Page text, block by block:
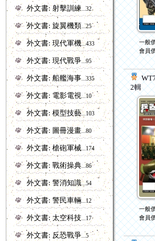
外文書: 射擊訓練 ...32
外文書: 旋翼機類...25
外文書: 現代軍機...433
外文書: 現代戰爭...95
外文書: 船艦海事 ...335
外文書: 電影電視 ...10
外文書: 模型技藝...103
外文書: 圖冊漫畫...80
外文書: 槍砲軍械 ...174
外文書: 戰術操典...86
外文書: 警消知識...54
外文書: 警民車輛...12
外文書: 太空科技 ...17
外文書: 反恐戰爭...5
一般
會員
2輯
一般
會員